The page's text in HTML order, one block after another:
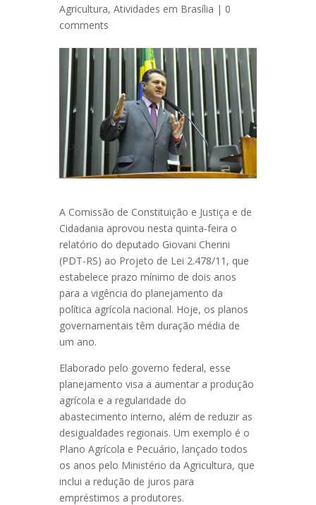
Agricultura, Atividades em Brasília | 0
comments
A Comissão de Constituição e Justiça e de
Cidadania aprovou nesta quinta-feira o
relatório do deputado Giovani Cherini
(PDT-RS) ao Projeto de Lei 2.478/11, que
estabelece prazo mínimo de dois anos
para a vigência do planejamento da
política agrícola nacional. Hoje, os planos
governamentais têm duração média de
um ano.
Elaborado pelo governo federal, esse
planejamento visa a aumentar a produção
agrícola e a regularidade do
abastecimento interno, além de reduzir as
desigualdades regionais. Um exemplo é o
Plano Agrícola e Pecuário, lançado todos
os anos pelo Ministério da Agricultura, que
inclui a redução de juros para
empréstimos a produtores.